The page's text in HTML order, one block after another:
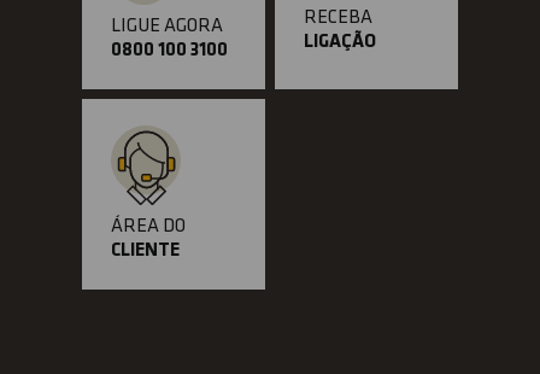
LIGUE AGORA
0800 100 3100
RECEBA
LIGAÇÃO
ÁREA DO
CLIENTE